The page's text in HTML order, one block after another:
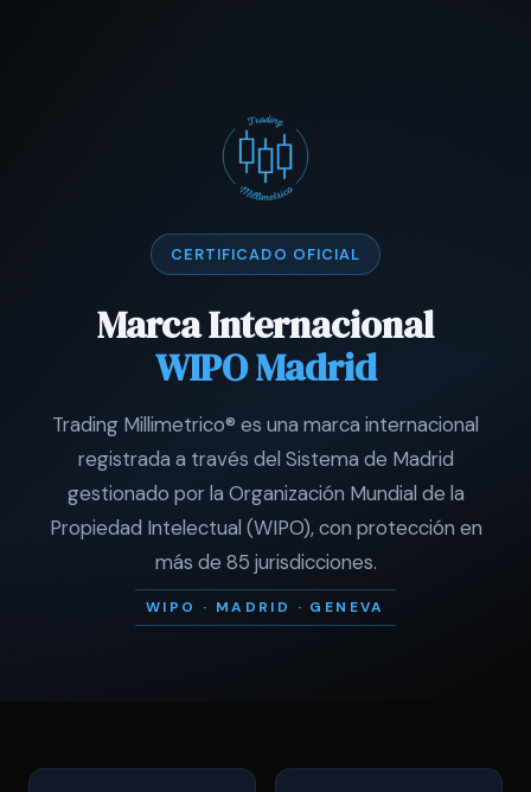
CERTIFICADO OFICIAL
Marca Internacional
WIPO Madrid
Trading Millimetrico® es una marca internacional
registrada a través del Sistema de Madrid
gestionado por la Organización Mundial de la
Propiedad Intelectual (WIPO), con protección en
más de 85 jurisdicciones.
WIPO · MADRID · GENEVA